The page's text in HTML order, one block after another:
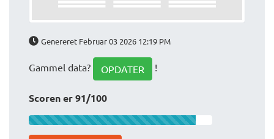
Genereret Februar 03 2026 12:19 PM
Gammel data? OPDATER !
Scoren er 91/100